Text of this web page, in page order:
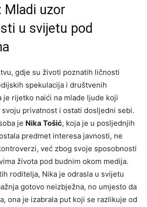
Mladi uzor
u svijetu pod
gdje su životi poznatih ličnosti
spekulacija i društvenih
je rijetko naići na mlade ljude koji
privatnost i ostati dosljedni sebi.
je Nika Tošić, koja je u posljednjih
predmet interesa javnosti, ne
već zbog svoje sposobnosti
života pod budnim okom medija.
roditelja, Nika je odrasla u svijetu
gotovo neizbježna, no umjesto da
ona je izabrala put koji se razlikuje od